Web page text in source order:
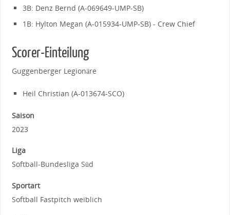
3B: Denz Bernd (A-069649-UMP-SB)
1B: Hylton Megan (A-015934-UMP-SB) - Crew Chief
Scorer-Einteilung
Guggenberger Legionäre
Heil Christian (A-013674-SCO)
Saison
2023
Liga
Softball-Bundesliga Süd
Sportart
Softball Fastpitch weiblich